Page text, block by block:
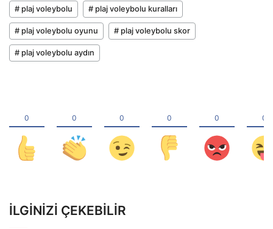
# plaj voleybolu # plaj voleybolu kuralları
# plaj voleybolu oyunu # plaj voleybolu skor
# plaj voleybolu aydın
İLGINIZI ÇEKEBILIR